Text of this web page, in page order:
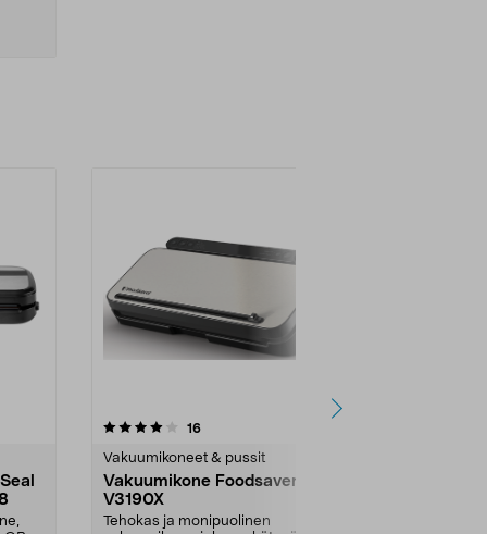
16arvostelut
Vakuumikoneet & pussit
Vakuumikone Foodsaver
V3190X
Tehokas ja monipuolinen
4.5 viidestä